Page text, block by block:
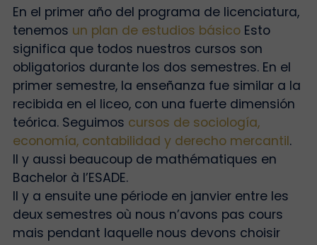
En el primer año del programa de licenciatura,
tenemos un plan de estudios básico Esto
significa que todos nuestros cursos son
obligatorios durante los dos semestres. En el
primer semestre, la enseñanza fue similar a la
recibida en el liceo, con una fuerte dimensión
teórica. Seguimos cursos de sociología,
economía, contabilidad y derecho mercantil.
Il y aussi beaucoup de mathématiques en
Bachelor à l’ESADE.
Il y a ensuite une période en janvier entre les
deux semestres où nous n’avons pas cours
mais pendant laquelle nous devons choisir